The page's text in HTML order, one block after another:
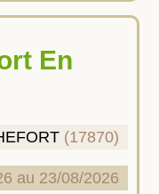
(17870)
au 23/08/2026